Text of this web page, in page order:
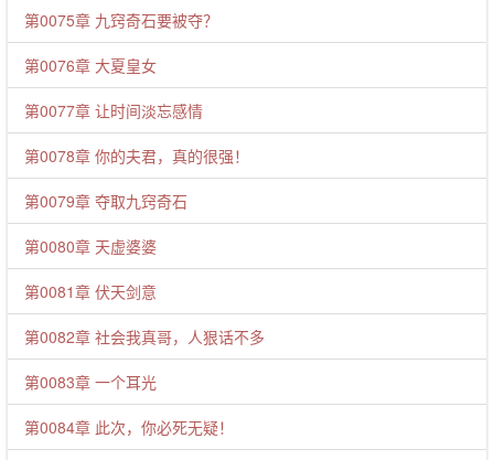
第0075章 九窍奇石要被夺？
第0076章 大夏皇女
第0077章 让时间淡忘感情
第0078章 你的夫君，真的很强！
第0079章 夺取九窍奇石
第0080章 天虚婆婆
第0081章 伏天剑意
第0082章 社会我真哥，人狠话不多
第0083章 一个耳光
第0084章 此次，你必死无疑！